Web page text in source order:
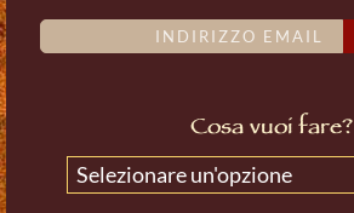
Cosa vuoi fare?
Selezionare un'opzione